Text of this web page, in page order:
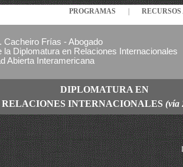
PROGRAMAS
Frías - Abogado
en Relaciones Internacionales
Interamericana
DIPLOMATURA EN
RELACIONES INTERNACIONALES (vía